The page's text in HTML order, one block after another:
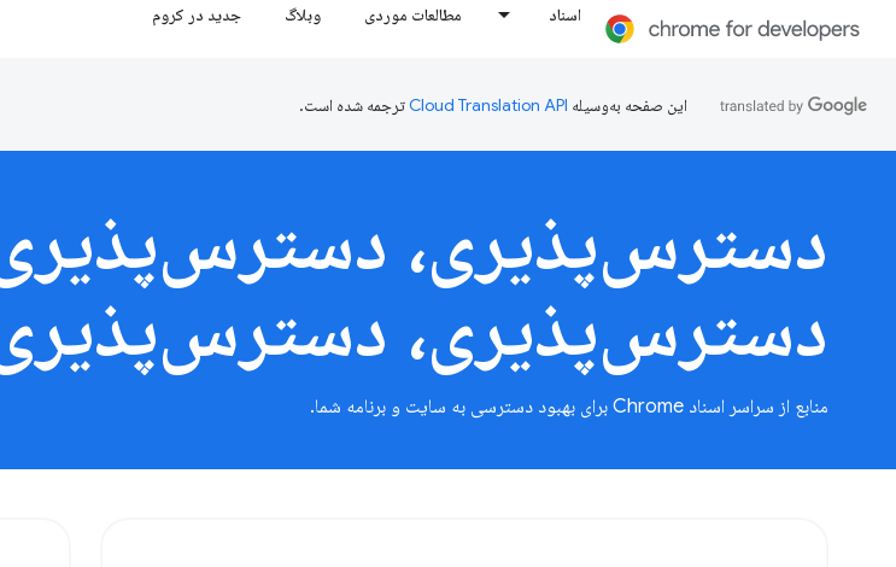
اسناد مطالعات موردی وبلاگ جدید در کروم
این صفحه به‌وسیله ترجمه شده است.
دسترس‌پذیری،
دسترس‌پذیری،
منابع از سراسر اسناد Chrome برای بهبود دسترسی به سایت و برنامه شما.